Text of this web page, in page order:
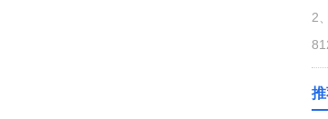
2
推